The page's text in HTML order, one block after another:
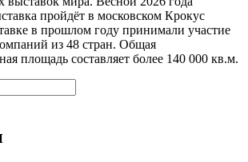
пройдёт в московском Крокус
в прошлом году принимали участие
из 48 стран. Общая
площадь составляет более 140 000 кв.м.